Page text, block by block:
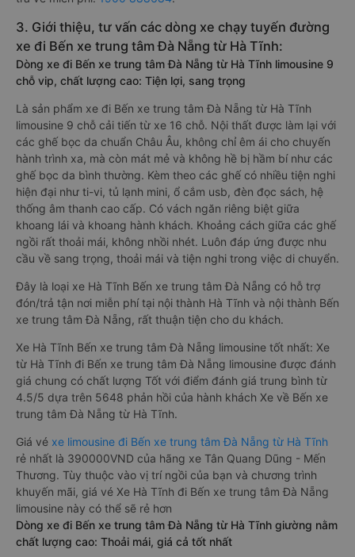
3. Giới thiệu, tư vấn các dòng xe chạy tuyến đường
xe đi Bến xe trung tâm Đà Nẵng từ Hà Tĩnh:
Dòng xe đi Bến xe trung tâm Đà Nẵng từ Hà Tĩnh limousine 9
chỗ vip, chất lượng cao: Tiện lợi, sang trọng
Là sản phẩm xe đi Bến xe trung tâm Đà Nẵng từ Hà Tĩnh
limousine 9 chỗ cải tiến từ xe 16 chỗ. Nội thất được làm lại với
các ghế bọc da chuẩn Châu Âu, không chỉ êm ái cho chuyến
hành trình xa, mà còn mát mẻ và không hề bị hầm bí như các
ghế bọc da bình thường. Kèm theo các ghế có nhiều tiện nghi
hiện đại như ti-vi, tủ lạnh mini, ổ cắm usb, đèn đọc sách, hệ
thống âm thanh cao cấp. Có vách ngăn riêng biệt giữa
khoang lái và khoang hành khách. Khoảng cách giữa các ghế
ngồi rất thoải mái, không nhồi nhét. Luôn đáp ứng được nhu
cầu về sang trọng, thoải mái và tiện nghi trong việc di chuyển.
Đây là loại xe Hà Tĩnh Bến xe trung tâm Đà Nẵng có hỗ trợ
đón/trả tận nơi miễn phí tại nội thành Hà Tĩnh và nội thành Bến
xe trung tâm Đà Nẵng, rất thuận tiện cho du khách.
Xe Hà Tĩnh Bến xe trung tâm Đà Nẵng limousine tốt nhất: Xe
từ Hà Tĩnh đi Bến xe trung tâm Đà Nẵng limousine được đánh
giá chung có chất lượng Tốt với điểm đánh giá trung bình từ
4.5/5 dựa trên 5648 phản hồi của hành khách Xe về Bến xe
trung tâm Đà Nẵng từ Hà Tĩnh.
Giá vé xe limousine đi Bến xe trung tâm Đà Nẵng từ Hà Tĩnh
rẻ nhất là 390000VND của hãng xe Tân Quang Dũng - Mến
Thương. Tùy thuộc vào vị trí ngồi của bạn và chương trình
khuyến mãi, giá vé Xe Hà Tĩnh đi Bến xe trung tâm Đà Nẵng
limousine này có thể sẽ rẻ hơn
Dòng xe đi Bến xe trung tâm Đà Nẵng từ Hà Tĩnh giường nằm
chất lượng cao: Thoải mái, giá cả tốt nhất